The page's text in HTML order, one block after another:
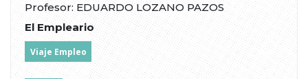
Profesor: EDUARDO LOZANO PAZOS
El Empleario
Viaje Empleo